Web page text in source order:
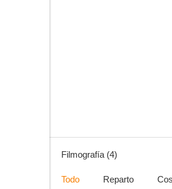
Filmografía (4)
Todo Reparto